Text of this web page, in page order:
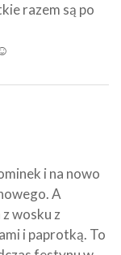
razem są po
i na nowo
A
wosku z
i paprotką. To